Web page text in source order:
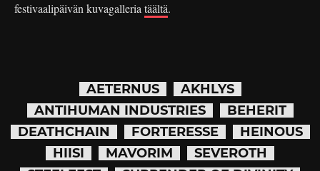
festivaalipäivän kuvagalleriatäältä.
AETERNUS
AKHLYS
ANTIHUMAN INDUSTRIES
BEHERIT
DEATHCHAIN
FORTERESSE
HEINOUS
HIISI
MAVORIM
SEVEROTH